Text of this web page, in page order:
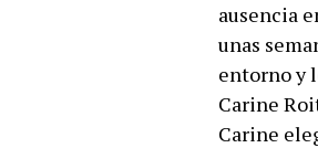
ausencia
unas
entorno y
Carine
Carine